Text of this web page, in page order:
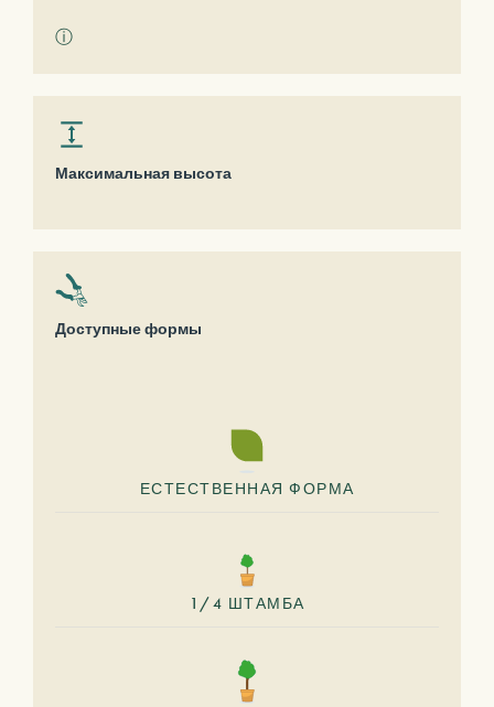
ⓘ
Максимальная высота
Доступные формы
ЕСТЕСТВЕННАЯ ФОРМА
1/4 ШТАМБА